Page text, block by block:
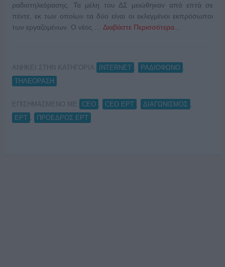
ραδιοτηλεόρασης. Τα μέλη του ΔΣ μειώθηκαν από επτά σε
πέντε, εκ των οποίων τα δύο είναι οι εκλεγμένοι εκπρόσωποι
των εργαζομένων. Ο νέος … Διαβάστε Περισσότερα...
ΑΝΗΚΕΙ ΣΤΗΝ ΚΑΤΗΓΟΡΙΑ: INTERNET ΡΑΔΙΟΦΩΝΟ
ΤΗΛΕΟΡΑΣΗ
ΕΠΙΣΗΜΑΣΜΕΝΟ ΜΕ: CEO CEO ΕΡΤ ΔΙΑΓΩΝΙΣΜΟΣ
ΕΡΤ
ΠΡΟΕΔΡΟΣ ΕΡΤ